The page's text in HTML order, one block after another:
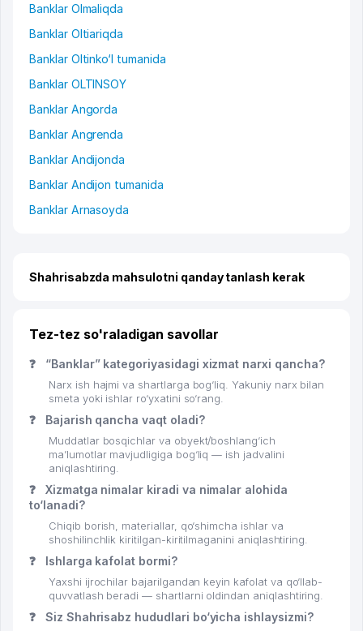
Banklar Olmaliqda
Banklar Oltiariqda
Banklar Oltinko‘l tumanida
Banklar OLTINSOY
Banklar Angorda
Banklar Angrenda
Banklar Andijonda
Banklar Andijon tumanida
Banklar Arnasoyda
Shahrisabzda mahsulotni qanday tanlash kerak
Tez-tez so'raladigan savollar
❓ “Banklar” kategoriyasidagi xizmat narxi qancha?
Narx ish hajmi va shartlarga bog‘liq. Yakuniy narx bilan
smeta yoki ishlar ro‘yxatini so‘rang.
❓ Bajarish qancha vaqt oladi?
Muddatlar bosqichlar va obyekt/boshlang‘ich
ma’lumotlar mavjudligiga bog‘liq — ish jadvalini
aniqlashtiring.
❓
Xizmatga nimalar kiradi va nimalar alohida
to‘lanadi?
Chiqib borish, materiallar, qo‘shimcha ishlar va
shoshilinchlik kiritilgan-kiritilmaganini aniqlashtiring.
❓ Ishlarga kafolat bormi?
Yaxshi ijrochilar bajarilgandan keyin kafolat va qo‘llab-
quvvatlash beradi — shartlarni oldindan aniqlashtiring.
❓ Siz Shahrisabz hududlari bo‘yicha ishlaysizmi?